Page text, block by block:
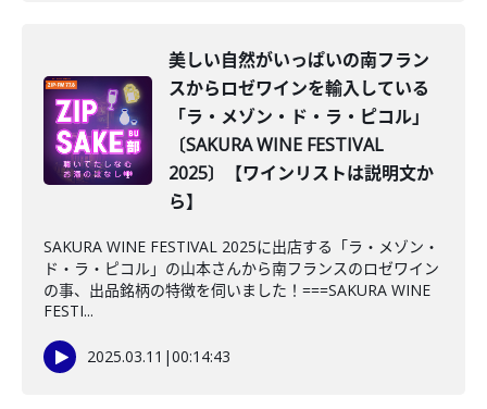
美しい自然がいっぱいの南フラン
スからロゼワインを輸入している
「ラ・メゾン・ド・ラ・ピコル」
〔SAKURA WINE FESTIVAL
2025〕【ワインリストは説明文か
ら】
SAKURA WINE FESTIVAL 2025に出店する「ラ・メゾン・
ド・ラ・ピコル」の山本さんから南フランスのロゼワイン
の事、出品銘柄の特徴を伺いました！===SAKURA WINE
FESTI...
2025.03.11 |00:14:43